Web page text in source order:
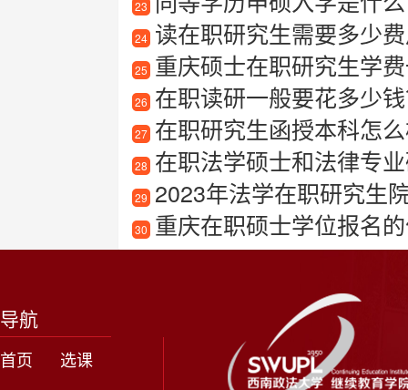
23
24 读在职研究生需要多少
25 重庆硕士在职研究生学费一
26 在职读研一般要花多少
27 在职研究生函授本科怎
28 在职法学硕士和法律专
29 2023年法学在职研究生院
30 重庆在职硕士学位报名
导航
首页
选课